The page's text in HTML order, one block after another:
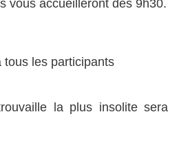
vous accueilleront dès 9h30.
tous les participants
la plus insolite sera